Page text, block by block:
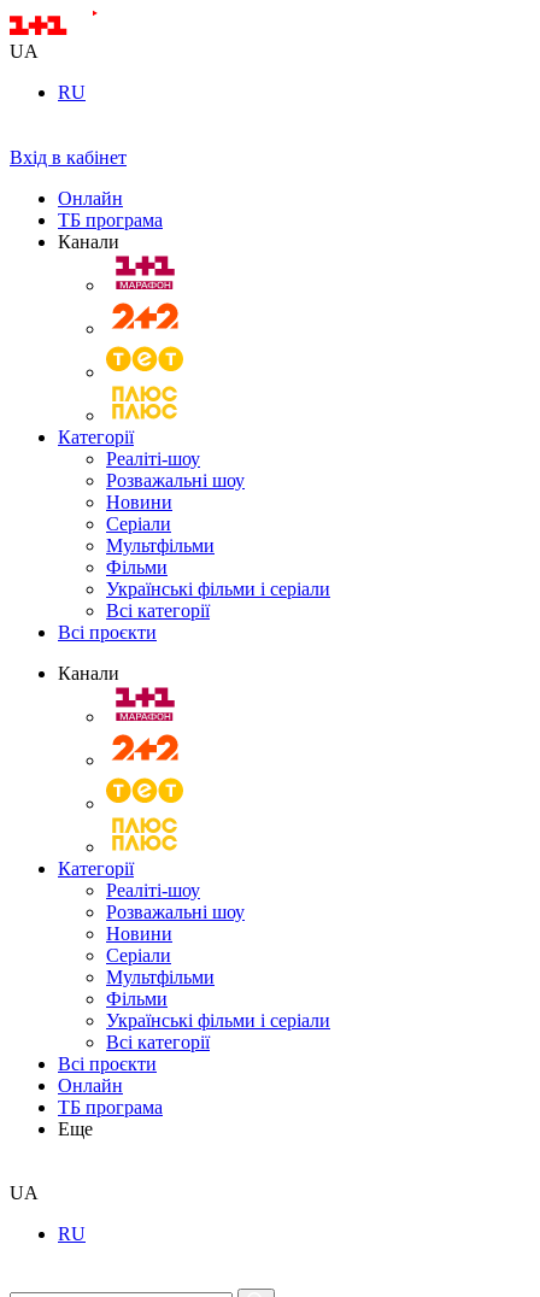
UA
RU
Вхід в кабінет
Онлайн
ТБ програма
Канали
Категорії
Реаліті-шоу
Розважальні шоу
Новини
Серіали
Мультфільми
Фільми
Українські фільми і серіали
Всі категорії
Всі проєкти
Канали
Категорії
Реаліті-шоу
Розважальні шоу
Новини
Серіали
Мультфільми
Фільми
Українські фільми і серіали
Всі категорії
Всі проєкти
Онлайн
ТБ програма
Еще
UA
RU